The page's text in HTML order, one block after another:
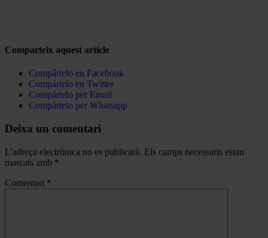
Comparteix aquest article
Compártelo en Facebook
Compártelo en Twitter
Compártelo per Email
Compártelo per Whatsapp
Deixa un comentari
L'adreça electrònica no es publicarà. Els camps necessaris estan
marcats amb *
Comentari *